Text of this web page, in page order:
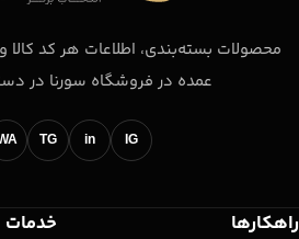
محصولات بسته‌بندی، اطلاعات هر کد
عمده در فروشگاه سورنا در
IG
in
TG
راهکارها خدمات